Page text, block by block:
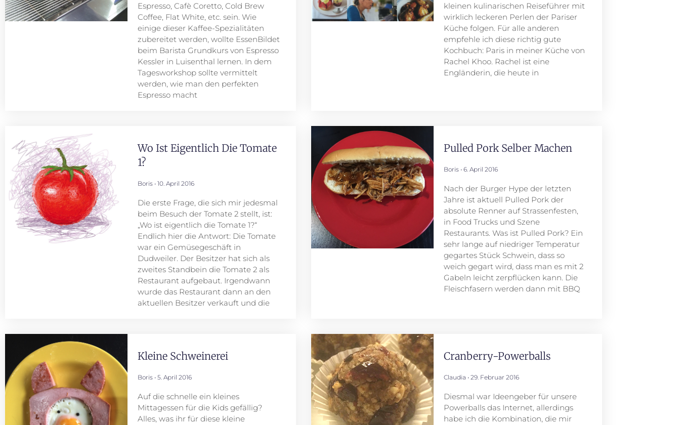
Espresso, Cafè Coretto, Cold Brew
Coffee, Flat White, etc. sein. Wie
einige dieser Kaffee-Spezialitäten
zubereitet werden, wollte EssenBildet
beim Barista Grundkurs von Espresso
Kessler in Luisenthal lernen. In dem
Tagesworkshop sollte vermittelt
werden, wie man den perfekten
Espresso macht
kleinen kulinarischen Reiseführer mit
wirklich leckeren Perlen der Pariser
Küche folgen. Für alle anderen
empfehle ich diese richtig gute
Kochbuch: Paris in meiner Küche von
Rachel Khoo. Rachel ist eine
Engländerin, die heute in
Wo Ist Eigentlich Die Tomate
1?
Boris 10. April 2016
Die erste Frage, die sich mir jedesmal
beim Besuch der Tomate 2 stellt, ist:
„Wo ist eigentlich die Tomate 1?“
Endlich hier die Antwort: Die Tomate
war ein Gemüsegeschäft in
Dudweiler. Der Besitzer hat sich als
zweites Standbein die Tomate 2 als
Restaurant aufgebaut. Irgendwann
wurde das Restaurant dann an den
aktuellen Besitzer verkauft und die
Pulled Pork Selber Machen
Boris 6. April 2016
Nach der Burger Hype der letzten
Jahre ist aktuell Pulled Pork der
absolute Renner auf Strassenfesten,
in Food Trucks und Szene
Restaurants. Was ist Pulled Pork? Ein
sehr lange auf niedriger Temperatur
gegartes Stück Schwein, dass so
weich gegart wird, dass man es mit 2
Gabeln leicht zerpflücken kann. Die
Fleischfasern werden dann mit BBQ
Kleine Schweinerei
Boris 5. April 2016
Auf die schnelle ein kleines
Mittagessen für die Kids gefällig?
Alles, was ihr für diese kleine
Cranberry-Powerballs
Claudia 29. Februar 2016
Diesmal war Ideengeber für unsere
Powerballs das Internet, allerdings
habe ich die Kombination, die mir